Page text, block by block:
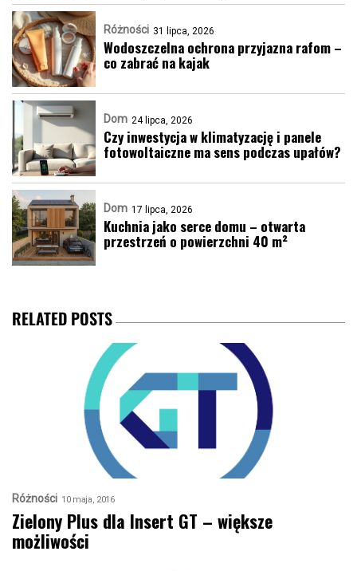
Różności 31 lipca, 2026
Wodoszczelna ochrona przyjazna rafom –
co zabrać na kajak
Dom 24 lipca, 2026
Czy inwestycja w klimatyzację i panele
fotowoltaiczne ma sens podczas upałów?
Dom 17 lipca, 2026
Kuchnia jako serce domu – otwarta
przestrzeń o powierzchni 40 m²
RELATED POSTS
Różności 10 maja, 2016
Zielony Plus dla Insert GT – większe
możliwości